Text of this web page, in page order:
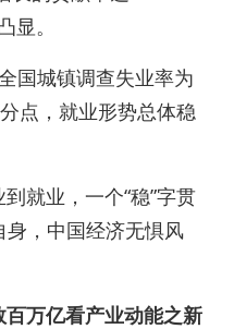
显。
国城镇调查失业率为
点，就业形势总体稳
就业，一个“稳”字贯
，中国经济无惧风
万亿看产业动能之新